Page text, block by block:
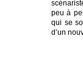
peu à
qui se
d’un